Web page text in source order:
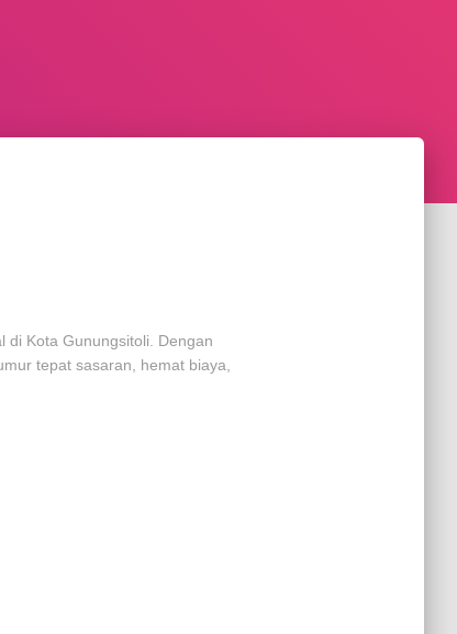
di Kota Gunungsitoli. Dengan
tepat sasaran, hemat biaya,